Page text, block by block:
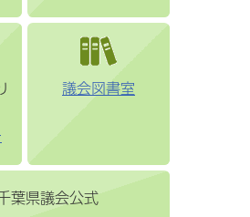
議会図書室
葉県議会公式